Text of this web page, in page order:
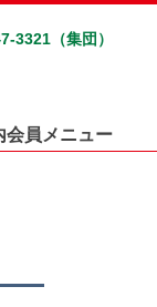
3321（集団）
会員メニュー